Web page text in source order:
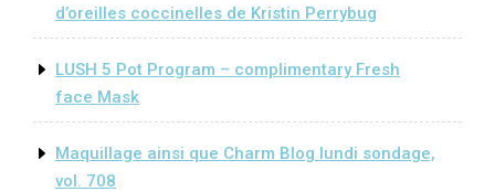
d’oreilles coccinelles de Kristin Perrybug
LUSH 5 Pot Program – complimentary Fresh
face Mask
Maquillage ainsi que Charm Blog lundi sondage,
vol. 708